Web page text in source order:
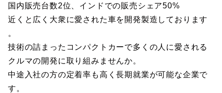
国内販売台数2位、インドでの販売シェア50%
近くと広く大衆に愛された車を開発製造しております
。
技術の詰まったコンパクトカーで多くの人に愛される
クルマの開発に取り組みませんか。
中途入社の方の定着率も高く長期就業が可能な企業で
す。